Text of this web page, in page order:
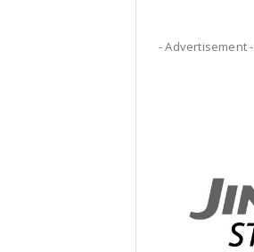
- Advertisement -